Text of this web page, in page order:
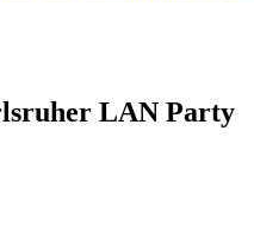
LAN Party